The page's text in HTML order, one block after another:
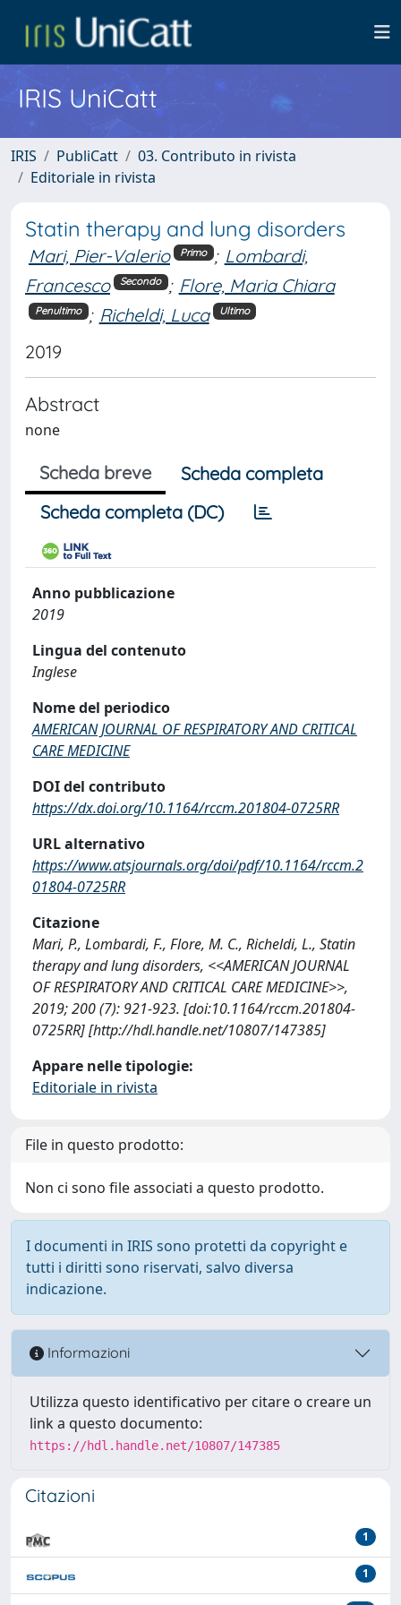
IRIS UniCatt
IRIS PubliCatt
03. Contributo in rivista
Editoriale in rivista
Statin therapy and lung disorders
Mari, Pier-Valerio Primo ; Lombardi,
Francesco
Secondo ; Flore, Maria Chiara
Penultimo ; Richeldi, Luca Ultimo
2019
Abstract
none
Scheda breve
Scheda completa
Scheda completa (DC)
Anno pubblicazione
2019
Lingua del contenuto
Inglese
Nome del periodico
AMERICAN JOURNAL OF RESPIRATORY AND CRITICAL
CARE MEDICINE
DOI del contributo
https://dx.doi.org/10.1164/rccm.201804-0725RR
URL alternativo
https://www.atsjournals.org/doi/pdf/10.1164/rccm.2
01804-0725RR
Citazione
Mari, P., Lombardi, F., Flore, M. C., Richeldi, L., Statin
therapy and lung disorders, <<AMERICAN JOURNAL
OF RESPIRATORY AND CRITICAL CARE MEDICINE>>,
2019; 200 (7): 921-923. [doi:10.1164/rccm.201804-
0725RR] [http://hdl.handle.net/10807/147385]
Appare nelle tipologie:
Editoriale in rivista
File in questo prodotto:
Non ci sono file associati a questo prodotto.
I documenti in IRIS sono protetti da copyright e
tutti i diritti sono riservati, salvo diversa
indicazione.
Informazioni
Utilizza questo identificativo per citare o creare un
link a questo documento:
https://hdl.handle.net/10807/147385
Citazioni
1
1